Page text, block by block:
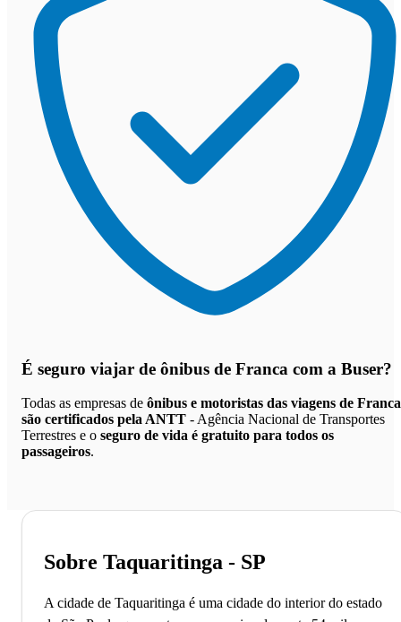
É seguro viajar de ônibus de Franca com a Buser?
Todas as empresas de ônibus e motoristas das viagens de Franca
são certificados pela ANTT - Agência Nacional de Transportes
Terrestres e o seguro de vida é gratuito para todos os
passageiros.
Sobre Taquaritinga - SP
A cidade de Taquaritinga é uma cidade do interior do estado